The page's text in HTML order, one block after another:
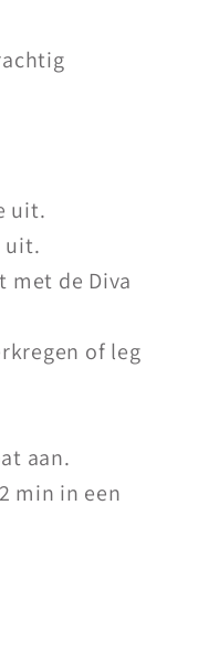
uit.
uit.
met de Diva
of leg
aan.
min in een